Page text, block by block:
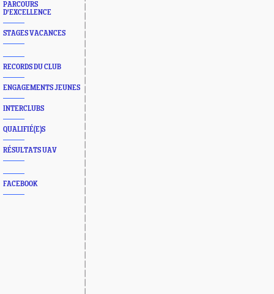
PARCOURS
D'EXCELLENCE
STAGES VACANCES
RECORDS DU CLUB
ENGAGEMENTS JEUNES
INTERCLUBS
QUALIFIÉ(E)S
RÉSULTATS UAV
FACEBOOK